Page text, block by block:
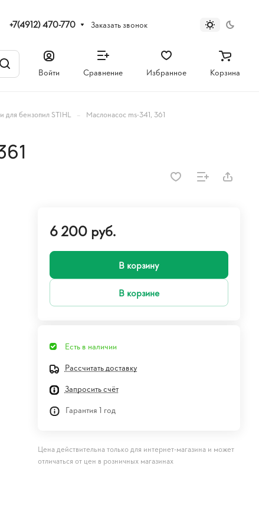
+7(4912) 470-770 Заказать звонок
Войти Сравнение Избранное Корзина
для бензопил STIHL – Маслонасос ms-341, 361
6 200 руб.
В корзину
В корзине
Есть в наличии
Рассчитать доставку
Запросить счёт
Гарантия 1 год
Цена действительна только для интернет-магазина и может
отличаться от цен в розничных магазинах